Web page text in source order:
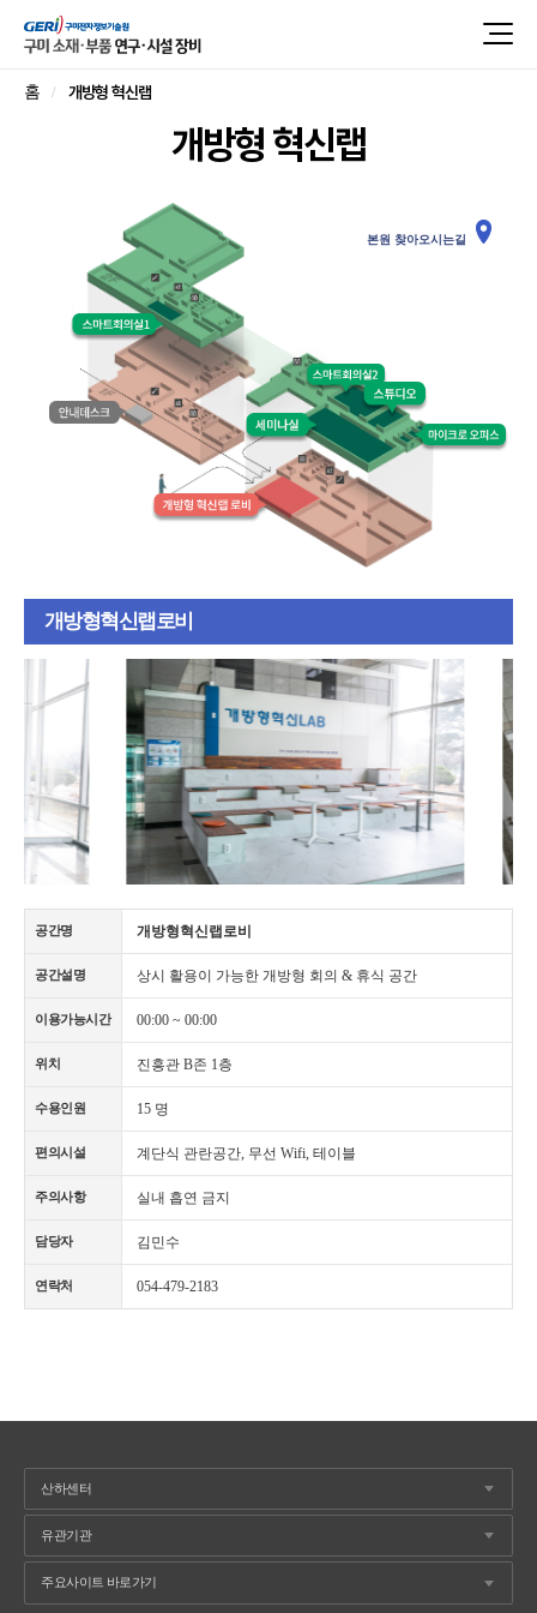
홈 개방형 혁신랩
개방형 혁신랩
본원 찾아오시는길
개방형혁신랩로비
공간명 개방형혁신랩로비
공간설명 상시 활용이 가능한 개방형 회의 & 휴식 공간
이용가능시간 00:00 ~ 00:00
위치 진흥관 B존 1층
수용인원 15 명
편의시설 계단식 관란공간, 무선 Wifi, 테이블
주의사항 실내 흡연 금지
담당자 김민수
연락처 054-479-2183